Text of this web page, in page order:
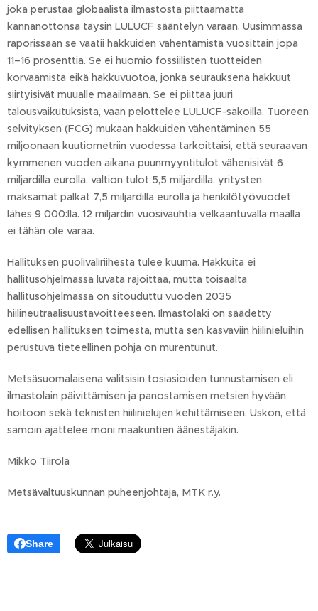
joka perustaa globaalista ilmastosta piittaamatta
kannanottonsa täysin LULUCF sääntelyn varaan. Uusimmassa
raporissaan se vaatii hakkuiden vähentämistä vuosittain jopa
11–16 prosenttia. Se ei huomio fossiilisten tuotteiden
korvaamista eikä hakkuvuotoa, jonka seurauksena hakkuut
siirtyisivät muualle maailmaan. Se ei piittaa juuri
talousvaikutuksista, vaan pelottelee LULUCF-sakoilla. Tuoreen
selvityksen (FCG) mukaan hakkuiden vähentäminen 55
miljoonaan kuutiometriin vuodessa tarkoittaisi, että seuraavan
kymmenen vuoden aikana puunmyyntitulot vähenisivät 6
miljardilla eurolla, valtion tulot 5,5 miljardilla, yritysten
maksamat palkat 7,5 miljardilla eurolla ja henkilötyövuodet
lähes 9 000:lla. 12 miljardin vuosivauhtia velkaantuvalla maalla
ei tähän ole varaa.
Hallituksen puoliväliriihestä tulee kuuma. Hakkuita ei
hallitusohjelmassa luvata rajoittaa, mutta toisaalta
hallitusohjelmassa on sitouduttu vuoden 2035
hiilineutraalisuustavoitteeseen. Ilmastolaki on säädetty
edellisen hallituksen toimesta, mutta sen kasvaviin hiilinieluihin
perustuva tieteellinen pohja on murentunut.
Metsäsuomalaisena valitsisin tosiasioiden tunnustamisen eli
ilmastolain päivittämisen ja panostamisen metsien hyvään
hoitoon sekä teknisten hiilinielujen kehittämiseen. Uskon, että
samoin ajattelee moni maakuntien äänestäjäkin.
Mikko Tiirola
Metsävaltuuskunnan puheenjohtaja, MTK r.y.
Share